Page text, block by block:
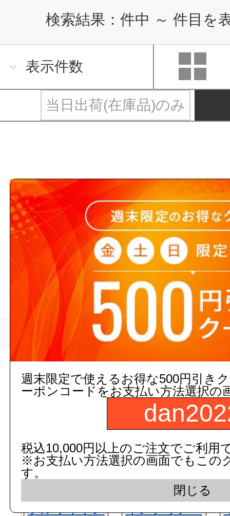
検索結果： 件中 ～ 件目を
表示件数
当日出荷(在庫品)のみ
ウィズと
トップページ > ウィズ
現在の店舗受注状
フルワイヤレ インテリア・
週末限定で使えるお得な500円引き
ーポンコードをお支払い方法選択の
税込10,000円以上のご注文でご利用
※お支払い方法選択の画面でもこの
す。
閉じる